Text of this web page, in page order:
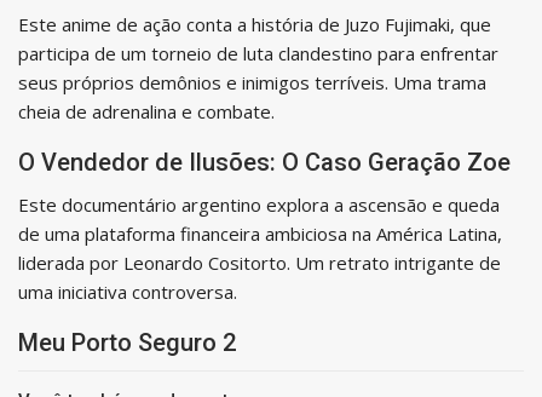
Este anime de ação conta a história de Juzo Fujimaki, que
participa de um torneio de luta clandestino para enfrentar
seus próprios demônios e inimigos terríveis. Uma trama
cheia de adrenalina e combate.
O Vendedor de Ilusões: O Caso Geração Zoe
Este documentário argentino explora a ascensão e queda
de uma plataforma financeira ambiciosa na América Latina,
liderada por Leonardo Cositorto. Um retrato intrigante de
uma iniciativa controversa.
Meu Porto Seguro 2